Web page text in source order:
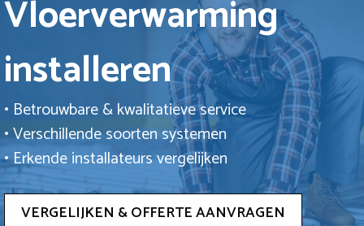
Vloerverwarming
installeren
• Betrouwbare & kwalitatieve service
• Verschillende soorten systemen
• Erkende installateurs vergelijken
VERGELIJKEN & OFFERTE AANVRAGEN